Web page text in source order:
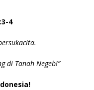
4
di Tanah Negeb!”